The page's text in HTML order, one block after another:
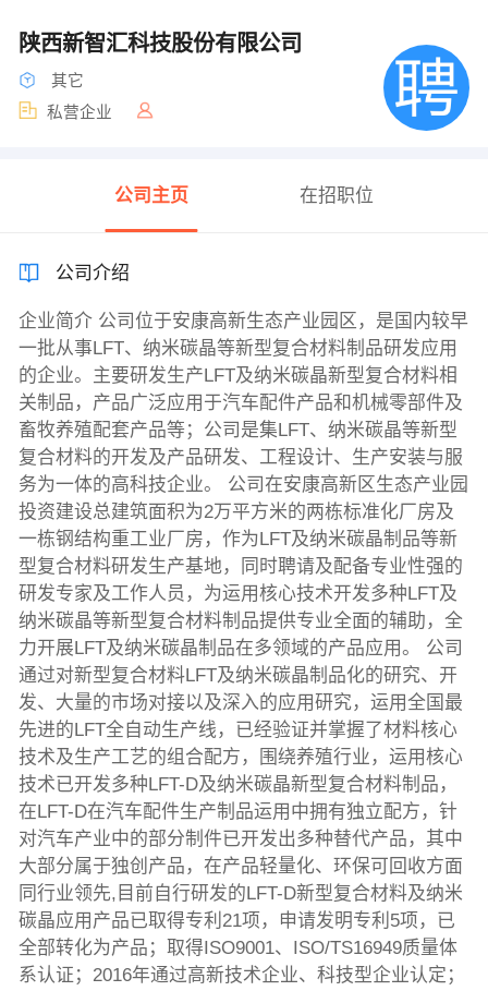
陕西新智汇科技股份有限公司
其它
私营企业
公司主页 在招职位
公司介绍
企业简介 公司位于安康高新生态产业园区，是国内较早
一批从事LFT、纳米碳晶等新型复合材料制品研发应用
的企业。主要研发生产LFT及纳米碳晶新型复合材料相
关制品，产品广泛应用于汽车配件产品和机械零部件及
畜牧养殖配套产品等；公司是集LFT、纳米碳晶等新型
复合材料的开发及产品研发、工程设计、生产安装与服
务为一体的高科技企业。 公司在安康高新区生态产业园
投资建设总建筑面积为2万平方米的两栋标准化厂房及
一栋钢结构重工业厂房，作为LFT及纳米碳晶制品等新
型复合材料研发生产基地，同时聘请及配备专业性强的
研发专家及工作人员，为运用核心技术开发多种LFT及
纳米碳晶等新型复合材料制品提供专业全面的辅助，全
力开展LFT及纳米碳晶制品在多领域的产品应用。 公司
通过对新型复合材料LFT及纳米碳晶制品化的研究、开
发、大量的市场对接以及深入的应用研究，运用全国最
先进的LFT全自动生产线，已经验证并掌握了材料核心
技术及生产工艺的组合配方，围绕养殖行业，运用核心
技术已开发多种LFT-D及纳米碳晶新型复合材料制品，
在LFT-D在汽车配件生产制品运用中拥有独立配方，针
对汽车产业中的部分制件已开发出多种替代产品，其中
大部分属于独创产品，在产品轻量化、环保可回收方面
同行业领先,目前自行研发的LFT-D新型复合材料及纳米
碳晶应用产品已取得专利21项，申请发明专利5项，已
全部转化为产品；取得ISO9001、ISO/TS16949质量体
系认证；2016年通过高新技术企业、科技型企业认定；